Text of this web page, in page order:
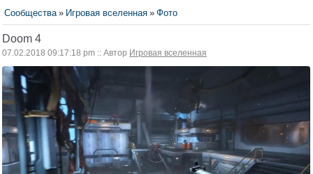
Сообщества » Игровая вселенная » Фото
Doom 4
07.02.2018 09:17:18 pm :: Автор Игровая вселенная